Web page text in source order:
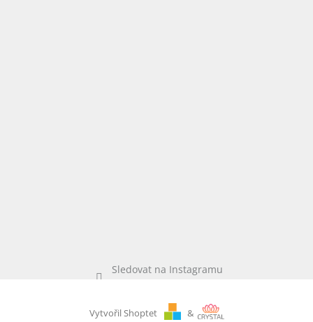
Sledovat na Instagramu
Vytvořil Shoptet &